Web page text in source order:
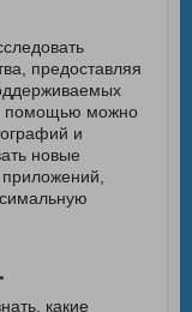
предоставляя
помощью можно
и
новые
какие